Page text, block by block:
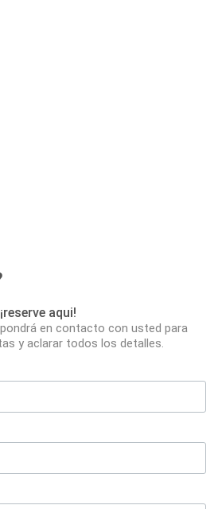
aqui!
en contacto con usted para
y aclarar todos los detalles.